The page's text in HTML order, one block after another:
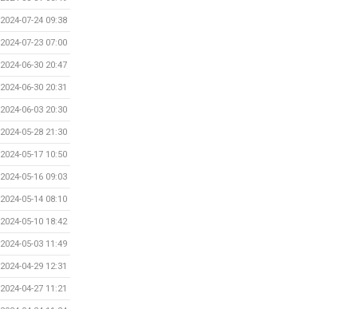
2024-07-24 09:38
2024-07-23 07:00
2024-06-30 20:47
2024-06-30 20:31
2024-06-03 20:30
2024-05-28 21:30
2024-05-17 10:50
2024-05-16 09:03
2024-05-14 08:10
2024-05-10 18:42
2024-05-03 11:49
2024-04-29 12:31
2024-04-27 11:21